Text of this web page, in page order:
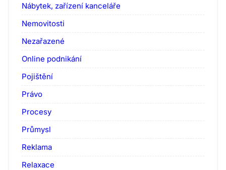
Nábytek, zařízení kanceláře
Nemovitosti
Nezařazené
Online podnikání
Pojištění
Právo
Procesy
Průmysl
Reklama
Relaxace